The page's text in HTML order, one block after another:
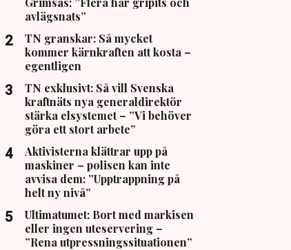
avlägsnats”
TN granskar: Så mycket
kommer kärnkraften att kosta –
egentligen
TN exklusivt: Så vill Svenska
kraftnäts nya generaldirektör
stärka elsystemet – ”Vi behöver
göra ett stort arbete”
Aktivisterna klättrar upp på
maskiner – polisen kan inte
avvisa dem: ”Upptrappning på
helt ny nivå”
Ultimatumet: Bort med markisen
eller ingen uteservering –
”Rena utpressningssituationen”